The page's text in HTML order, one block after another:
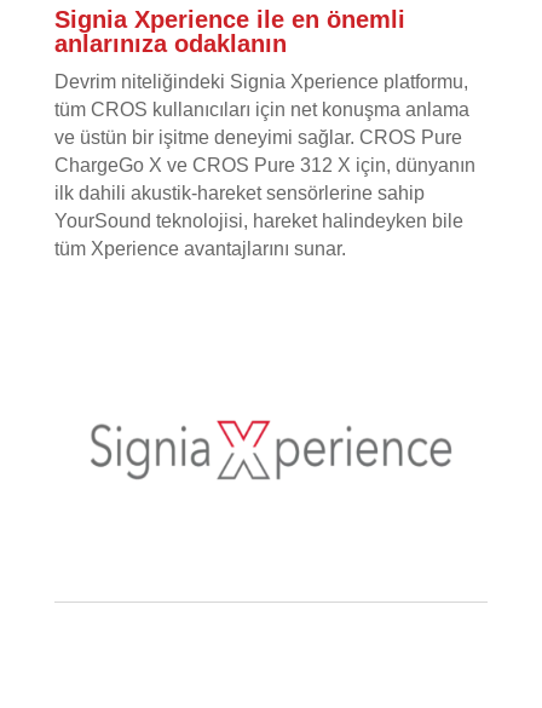
Signia Xperience ile en önemli
anlarınıza odaklanın
Devrim niteliğindeki Signia Xperience platformu,
tüm CROS kullanıcıları için net konuşma anlama
ve üstün bir işitme deneyimi sağlar. CROS Pure
ChargeGo X ve CROS Pure 312 X için, dünyanın
ilk dahili akustik-hareket sensörlerine sahip
YourSound teknolojisi, hareket halindeyken bile
tüm Xperience avantajlarını sunar.